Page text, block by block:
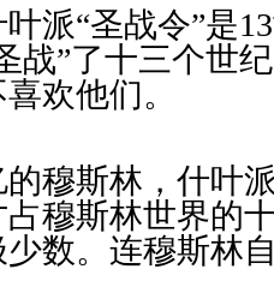
派“圣战令”是
战”了十三个世
欢他们。
穆斯林，什叶
穆斯林世界的
数。连穆斯林